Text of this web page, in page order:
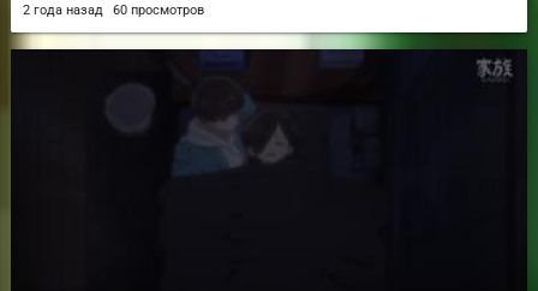
2 года назад 60 просмотров